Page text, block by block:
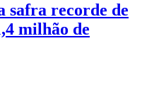
safra recorde de
milhão de